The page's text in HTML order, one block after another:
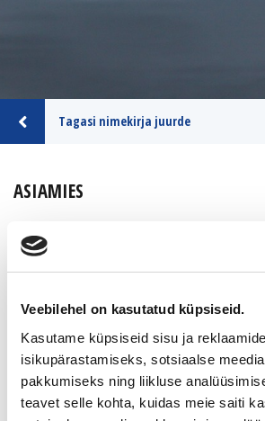
Veebilehel on kasutatud küpsiseid.
Kasutame küpsiseid sisu ja reklaamide
isikupärastamiseks, sotsiaalse
pakkumiseks ning liikluse
teavet selle kohta, kuidas meie saiti
Tagasi nimekirja juurde
ASIAMIES
MANAGEMENTUM LTD
Sijainti
Kontakt